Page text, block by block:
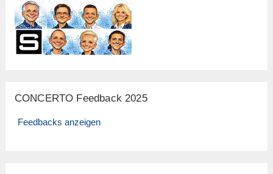
CONCERTO Feedback 2025
Feedbacks anzeigen